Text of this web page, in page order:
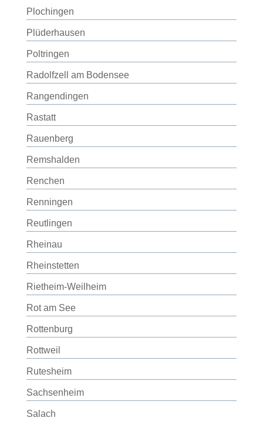
Plochingen
Plüderhausen
Poltringen
Radolfzell am Bodensee
Rangendingen
Rastatt
Rauenberg
Remshalden
Renchen
Renningen
Reutlingen
Rheinau
Rheinstetten
Rietheim-Weilheim
Rot am See
Rottenburg
Rottweil
Rutesheim
Sachsenheim
Salach